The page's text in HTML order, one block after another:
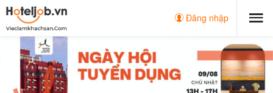
Đăng nhập